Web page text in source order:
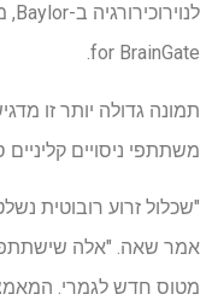
for BrainGate.
תמונה גדולה יותר זו
משתתפי ניסויים
"שכלול זרוע רובוטית
אמר שאה. "אלה שישתתפו
מטוס חדש לגמרי.